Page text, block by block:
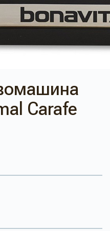
Carafe